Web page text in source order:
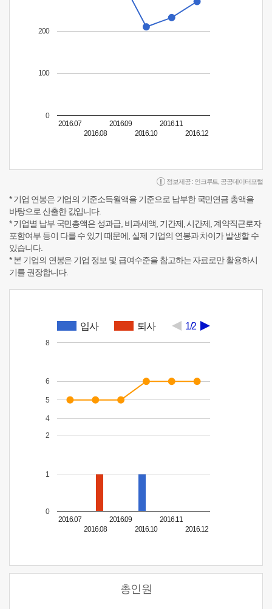
2016.07
2016.08
2016.09
2016.10
2016.11
2016.12
0
100
200
정보제공 : 인크루트 공공데이터포털
* 기업 연봉은 기업의 기준소득월액을 기준으로 납부한 국민연금 총액을
바탕으로 산출한 값입니다.
* 기업별 납부 국민총액은 성과급, 비과세액, 기간제, 시간제, 계약직근로자
포함여부 등이 다를 수 있기 때문에, 실제 기업의 연봉과 차이가 발생할 수
있습니다.
* 본 기업의 연봉은 기업 정보 및 급여수준을 참고하는 자료로만 활용하시
기를 권장합니다.
입사 퇴사 1/2
2016.07
2016.08
2016.09
2016.10
2016.11
2016.12
0
1
2
4
5
6
8
총인원